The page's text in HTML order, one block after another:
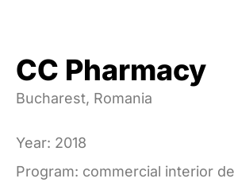
CC Pharmacy
Bucharest, Romania
Year: 2018
Program: commercial interior